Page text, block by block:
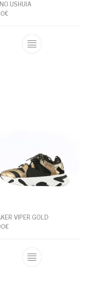
varianti. Le
USHUIA
€
Questo
varianti. Le
VIPER GOLD
€
Questo